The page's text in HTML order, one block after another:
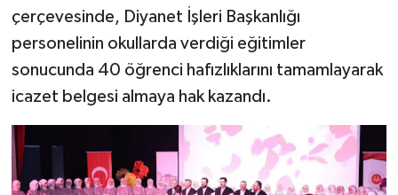
çerçevesinde, Diyanet İşleri Başkanlığı
personelinin okullarda verdiği eğitimler
sonucunda 40 öğrenci hafızlıklarını tamamlayarak
icazet belgesi almaya hak kazandı.
Bilecik Müftülüğü
Bingöl Müftülüğü
Bolu Müftülüğü
Kültür-Sanat
Aile
Makaleler